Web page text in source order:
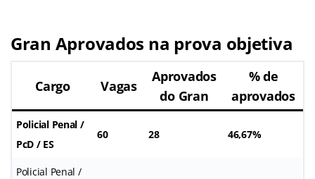
Gran Aprovados na prova objetiva
Cargo Vagas
Aprovados
do Gran
% de
aprovados
Policial Penal /
PcD / ES
60 28 46,67%
Policial Penal /